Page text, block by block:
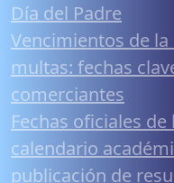
Día del Padre
Vencimientos de
multas: fechas
comerciantes
Fechas oficiales
calendario
publicación de